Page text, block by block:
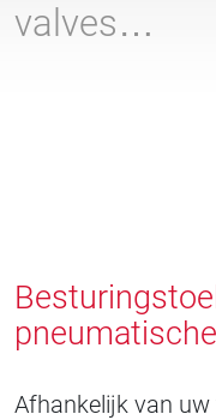
valves…
Afhankelijk van